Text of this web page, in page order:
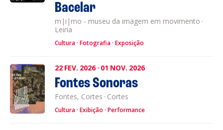
Bacelar
m|i|mo - museu da imagem em movimento ·
Leiria
Cultura Fotografia Exposição
22 FEV. 2026 · 01 NOV. 2026
Fontes Sonoras
Fontes, Cortes · Cortes
Cultura Exibição Performance